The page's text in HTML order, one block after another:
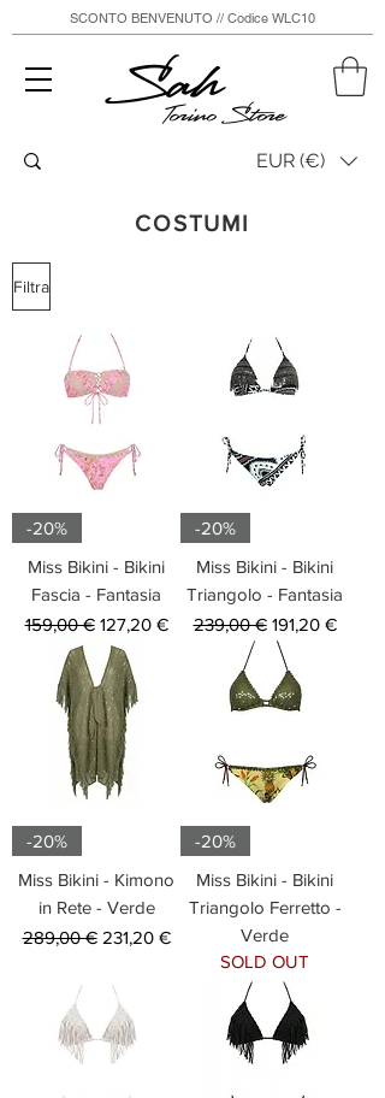
Sah
Torino Store
SCONTO BENVENUTO // Codice WLC10
EUR (€)
COSTUMI
Filtra
-20%
Miss Bikini - Bikini
Fascia - Fantasia
Prezzo regolare
159,00 € Prezzo scontato
127,20 €
-20%
Miss Bikini - Bikini
Triangolo - Fantasia
Prezzo regolare
239,00 € Prezzo scontato
191,20 €
-20%
Miss Bikini - Kimono
in Rete - Verde
Prezzo regolare
289,00 € Prezzo scontato
231,20 €
-20%
Miss Bikini - Bikini
Triangolo Ferretto -
Verde
SOLD OUT